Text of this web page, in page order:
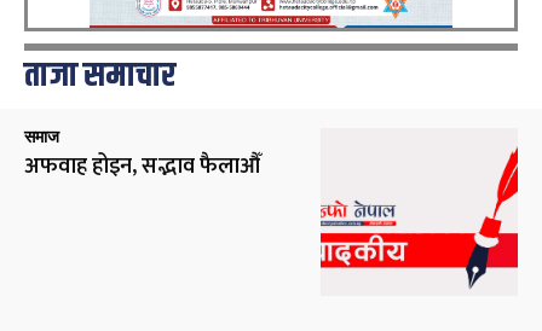
ताजा समाचार
समाज
अफवाह होइन, सद्भाव फैलाऔँ